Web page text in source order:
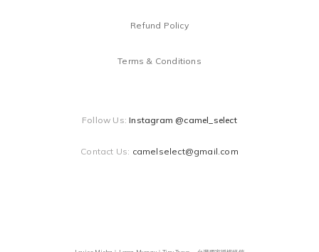
Refund Policy
Terms & Conditions
Follow Us:Instagram @camel_select
Contact Us: camelselect@gmail.com